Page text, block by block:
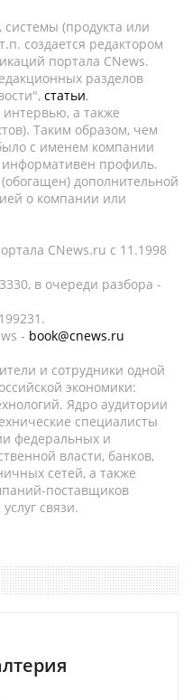
(продукта или
создается редактором
портала CNews.
разделов
статьи,
а также
Таким образом, чем
с именем компании
информативен профиль.
дополнительной
о компании или
CNews.ru c 11.1998
в очереди разбора -
- book@cnews.ru
и сотрудники одной
экономики:
Ядро аудитории
специалисты
федеральных и
власти, банков,
сетей, а также
поставщиков
связи.